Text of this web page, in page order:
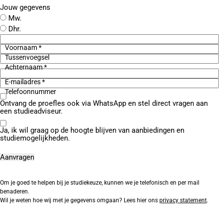
Jouw gegevens
Mw.
Dhr.
Voornaam *
Tussenvoegsel
Achternaam *
E-mailadres *
Telefoonnummer
Ontvang de proefles ook via WhatsApp en stel direct vragen aan
een studieadviseur.
Ja, ik wil graag op de hoogte blijven van aanbiedingen en
studiemogelijkheden.
Om je goed te helpen bij je studiekeuze, kunnen we je telefonisch en per mail
benaderen.
Wil je weten hoe wij met je gegevens omgaan? Lees hier ons privacy statement.